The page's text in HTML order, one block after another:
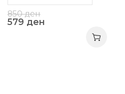
850ден
579 ден